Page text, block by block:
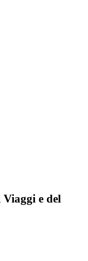
e del